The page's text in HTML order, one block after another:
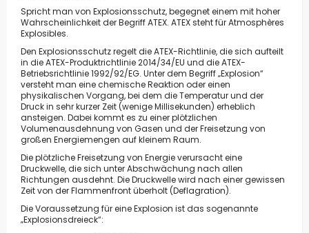
Spricht man von Explosionsschutz, begegnet einem mit hoher
Wahrscheinlichkeit der Begriff ATEX. ATEX steht für Atmosphères
Explosibles.
Den Explosionsschutz regelt die ATEX-Richtlinie, die sich aufteilt
in die ATEX-Produktrichtlinie 2014/34/EU und die ATEX-
Betriebsrichtlinie 1992/92/EG. Unter dem Begriff „Explosion“
versteht man eine chemische Reaktion oder einen
physikalischen Vorgang, bei dem die Temperatur und der
Druck in sehr kurzer Zeit (wenige Millisekunden) erheblich
ansteigen. Dabei kommt es zu einer plötzlichen
Volumenausdehnung von Gasen und der Freisetzung von
großen Energiemengen auf kleinem Raum.
Die plötzliche Freisetzung von Energie verursacht eine
Druckwelle, die sich unter Abschwächung nach allen
Richtungen ausdehnt. Die Druckwelle wird nach einer gewissen
Zeit von der Flammenfront überholt (Deflagration).
Die Voraussetzung für eine Explosion ist das sogenannte
„Explosionsdreieck“: